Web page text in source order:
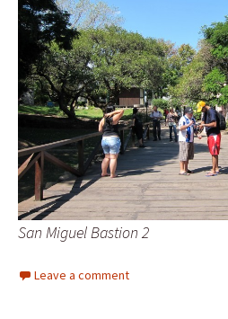
San Miguel Bastion 2
Leave a comment